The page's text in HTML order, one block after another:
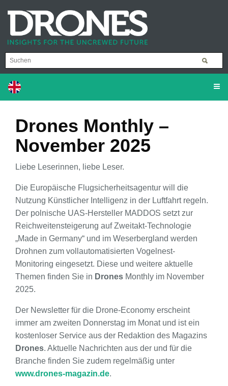
Drones Monthly –
November 2025
Liebe Leserinnen, liebe Leser.
Die Europäische Flugsicherheitsagentur will die
Nutzung Künstlicher Intelligenz in der Luftfahrt regeln.
Der polnische UAS-Hersteller MADDOS setzt zur
Reichweitensteigerung auf Zweitakt-Technologie
„Made in Germany“ und im Weserbergland werden
Drohnen zum vollautomatisierten Vogelnest-
Monitoring eingesetzt. Diese und weitere aktuelle
Themen finden Sie in Drones Monthly im November
2025.
Der Newsletter für die Drone-Economy erscheint
immer am zweiten Donnerstag im Monat und ist ein
kostenloser Service aus der Redaktion des Magazins
Drones. Aktuelle Nachrichten aus der und für die
Branche finden Sie zudem regelmäßig unter
www.drones-magazin.de.